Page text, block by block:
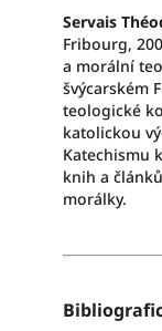
Servais
Fribourg,
a morální
švýcarském
teologické
katolickou
Katechismu
knih a
morálky.